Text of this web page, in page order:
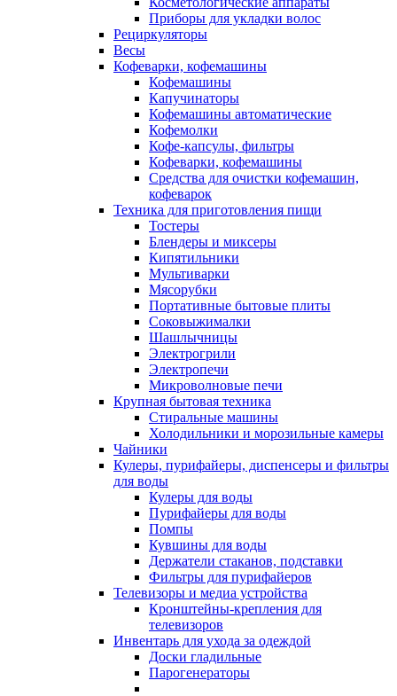
Приборы для укладки волос
Рециркуляторы
Весы
Кофеварки, кофемашины
Кофемашины
Капучинаторы
Кофемашины автоматические
Кофемолки
Кофе-капсулы, фильтры
Кофеварки, кофемашины
Средства для очистки кофемашин,
кофеварок
Техника для приготовления пищи
Тостеры
Блендеры и миксеры
Кипятильники
Мультиварки
Мясорубки
Портативные бытовые плиты
Соковыжималки
Шашлычницы
Электрогрили
Электропечи
Микроволновые печи
Крупная бытовая техника
Стиральные машины
Холодильники и морозильные камеры
Чайники
Кулеры, пурифайеры, диспенсеры и фильтры
для воды
Кулеры для воды
Пурифайеры для воды
Помпы
Кувшины для воды
Держатели стаканов, подставки
Фильтры для пурифайеров
Телевизоры и медиа устройства
Кронштейны-крепления для
телевизоров
Инвентарь для ухода за одеждой
Доски гладильные
Парогенераторы